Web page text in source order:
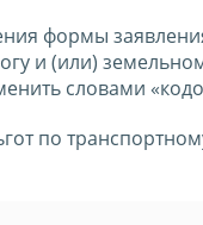
формы
и (или)
словами
по